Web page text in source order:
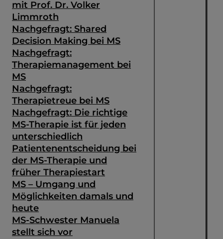
mit Prof. Dr. Volker
Limmroth
Nachgefragt: Shared
Decision Making bei MS
Nachgefragt:
Therapiemanagement bei
MS
Nachgefragt:
Therapietreue bei MS
Nachgefragt: Die richtige
MS-Therapie ist für jeden
unterschiedlich
Patientenentscheidung bei
der MS-Therapie und
früher Therapiestart
MS – Umgang und
Möglichkeiten damals und
heute
MS-Schwester Manuela
stellt sich vor